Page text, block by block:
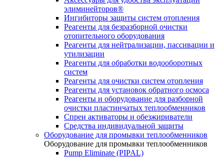
элиминейторов®
Ингибиторы защиты систем отопления
Реагенты для безразборной очистки
отопительного оборудования
Реагенты для нейтрализации, пассивации и
утилизации
Реагенты для обработки водооборотных
систем
Реагенты для очистки систем отопления
Реагенты для установок обратного осмоса
Реагенты и оборудование для разборной
очистки пластинчатых теплообменников
Спреи активаторы и обезжириватели
Средства индивидуальной защиты
Оборудование для промывки теплообменников
Оборудование для промывки теплообменников
Pump Eliminate (PIPAL)